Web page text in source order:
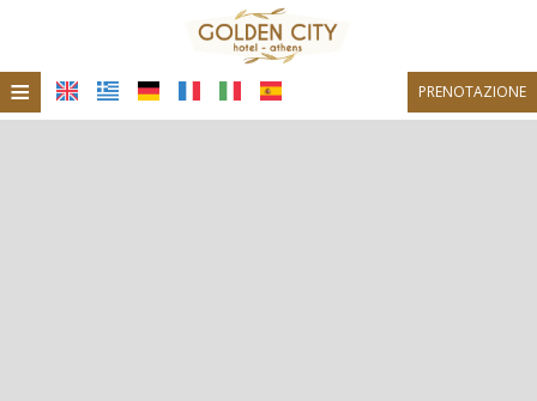
≡ PRENOTAZIONE